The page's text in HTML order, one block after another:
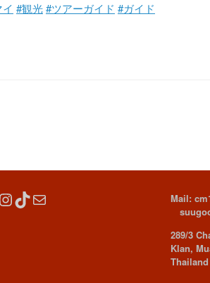
#観光#ツアーガイド #ガイド
Instagram
TikTok
Mail
Mail:
289/3
Klan,
Thailand